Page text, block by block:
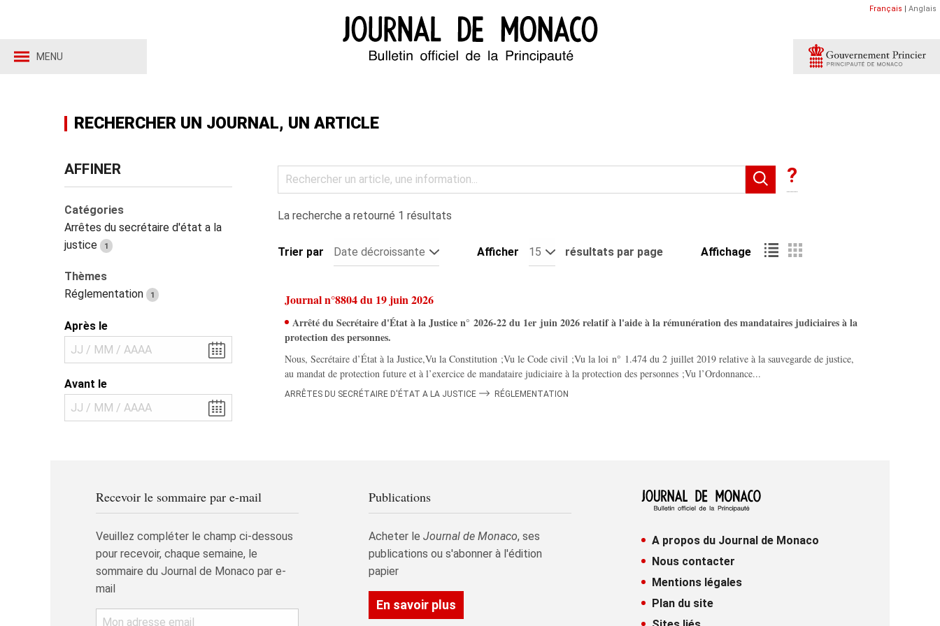
MENU
Français | Anglais
RECHERCHER UN JOURNAL, UN ARTICLE
AFFINER
Catégories
Arrêtes du secrétaire d'état a la
justice
1
Thèmes
Réglementation
1
Après le
Avant le
?
La recherche a retourné 1 résultats
Trier par Afficher résultats par page Affichage
Journal n°8804du 19 juin 2026
Arrêté du Secrétaire d'État à la Justice n° 2026‑22 du 1er juin 2026 relatif à l'aide à la rémunération des mandataires judiciaires à la
protection des personnes.
Nous, Secrétaire d’État à la Justice,Vu la Constitution ;Vu le Code civil ;Vu la loi n° 1.474 du 2 juillet 2019 relative à la sauvegarde de justice,
au mandat de protection future et à l’exercice de mandataire judiciaire à la protection des personnes ;Vu l’Ordonnance...
ARRÊTES DU SECRÉTAIRE D'ÉTAT A LA JUSTICE RÉGLEMENTATION
Recevoir le sommaire par e-mail
Veuillez compléter le champ ci-dessous
pour recevoir, chaque semaine, le
sommaire du Journal de Monaco par e-
mail
Email
Publications
Acheter le Journal de Monaco, ses
publications ou s'abonner à l'édition
papier
En savoir plus
A propos du Journal de Monaco
Nous contacter
Mentions légales
Plan du site